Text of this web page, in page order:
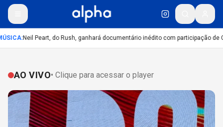
:Neil Peart, do Rush, ganhará documentário inédito com participação de
AO VIVO• Clique para acessar o player